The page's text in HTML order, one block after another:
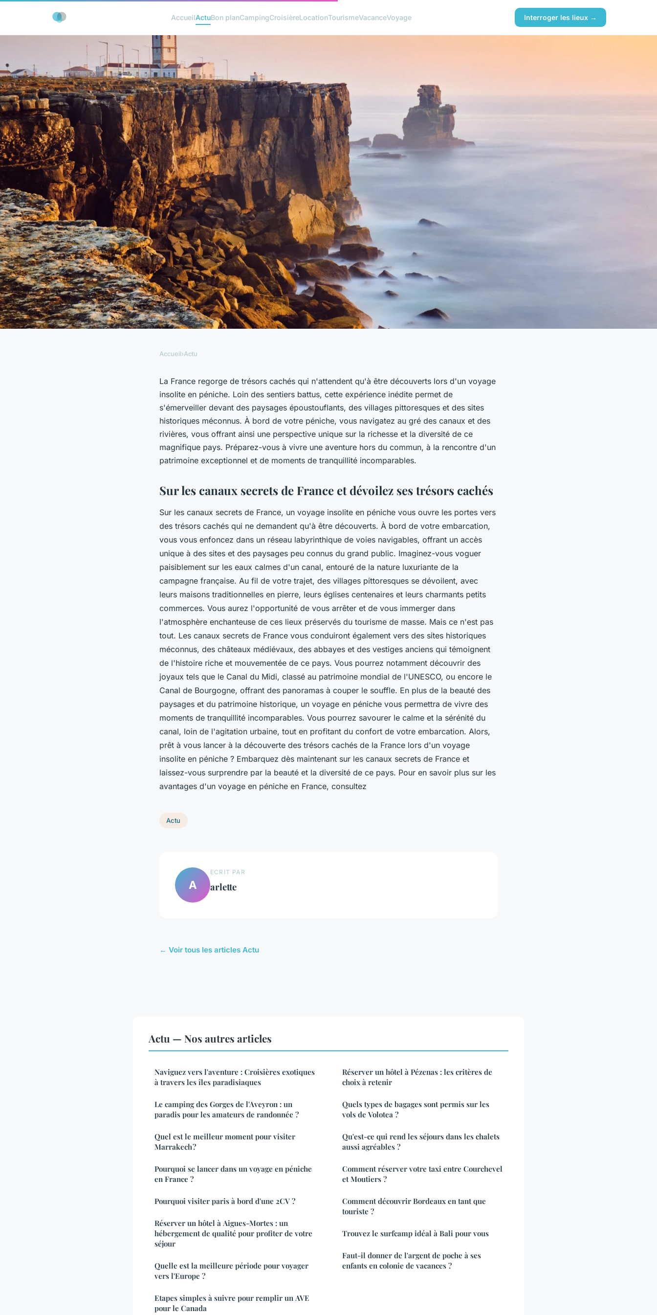
AccueilActuBon planCampingCroisièreLocationTourismeVacanceVoyage Interroger les lieux →
Découvrez les trésors cachés de la
France lors d'un voyage insolite en
Accueil›Actu
La France regorge de trésors cachés qui n'attendent qu'à être découverts lors d'un voyage
insolite en péniche. Loin des sentiers battus, cette expérience inédite permet de
s'émerveiller devant des paysages époustouflants, des villages pittoresques et des sites
historiques méconnus. À bord de votre péniche, vous navigatez au gré des canaux et des
rivières, vous offrant ainsi une perspective unique sur la richesse et la diversité de ce
magnifique pays. Préparez-vous à vivre une aventure hors du commun, à la rencontre d'un
patrimoine exceptionnel et de moments de tranquillité incomparables.
Sur les canaux secrets de France et dévoilez ses trésors cachés
Sur les canaux secrets de France, un voyage insolite en péniche vous ouvre les portes vers
des trésors cachés qui ne demandent qu'à être découverts. À bord de votre embarcation,
vous vous enfoncez dans un réseau labyrinthique de voies navigables, offrant un accès
unique à des sites et des paysages peu connus du grand public. Imaginez-vous voguer
paisiblement sur les eaux calmes d'un canal, entouré de la nature luxuriante de la
campagne française. Au fil de votre trajet, des villages pittoresques se dévoilent, avec
leurs maisons traditionnelles en pierre, leurs églises centenaires et leurs charmants petits
commerces. Vous aurez l'opportunité de vous arrêter et de vous immerger dans
l'atmosphère enchanteuse de ces lieux préservés du tourisme de masse. Mais ce n'est pas
tout. Les canaux secrets de France vous conduiront également vers des sites historiques
méconnus, des châteaux médiévaux, des abbayes et des vestiges anciens qui témoignent
de l'histoire riche et mouvementée de ce pays. Vous pourrez notamment découvrir des
joyaux tels que le Canal du Midi, classé au patrimoine mondial de l'UNESCO, ou encore le
Canal de Bourgogne, offrant des panoramas à couper le souffle. En plus de la beauté des
paysages et du patrimoine historique, un voyage en péniche vous permettra de vivre des
moments de tranquillité incomparables. Vous pourrez savourer le calme et la sérénité du
canal, loin de l'agitation urbaine, tout en profitant du confort de votre embarcation. Alors,
prêt à vous lancer à la découverte des trésors cachés de la France lors d'un voyage
insolite en péniche ? Embarquez dès maintenant sur les canaux secrets de France et
laissez-vous surprendre par la beauté et la diversité de ce pays. Pour en savoir plus sur les
avantages d'un voyage en péniche en France, consultez
Actu
A
ECRIT PAR
arlette
← Voir tous les articles Actu
Actu — Nos autres articles
Naviguez vers l'aventure : Croisières exotiques
à travers les îles paradisiaques
Le camping des Gorges de l'Aveyron : un
paradis pour les amateurs de randonnée ?
Quel est le meilleur moment pour visiter
Marrakech ?
Pourquoi se lancer dans un voyage en péniche
en France ?
Pourquoi visiter paris à bord d'une 2CV ?
Réserver un hôtel à Aigues-Mortes : un
hébergement de qualité pour profiter de votre
séjour
Quelle est la meilleure période pour voyager
vers l'Europe ?
Etapes simples à suivre pour remplir un AVE
pour le Canada
Réserver un hôtel à Pézenas : les critères de
choix à retenir
Quels types de bagages sont permis sur les
vols de Volotea ?
Qu'est-ce qui rend les séjours dans les chalets
aussi agréables ?
Comment réserver votre taxi entre Courchevel
et Moutiers ?
Comment découvrir Bordeaux en tant que
touriste ?
Trouvez le surfcamp idéal à Bali pour vous
Faut-il donner de l'argent de poche à ses
enfants en colonie de vacances ?